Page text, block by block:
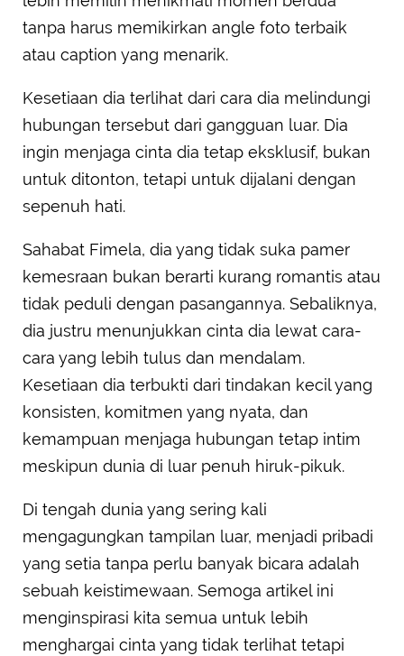
tanpa harus memikirkan angle foto terbaik
atau caption yang menarik.
Kesetiaan dia terlihat dari cara dia melindungi
hubungan tersebut dari gangguan luar. Dia
ingin menjaga cinta dia tetap eksklusif, bukan
untuk ditonton, tetapi untuk dijalani dengan
sepenuh hati.
Sahabat Fimela, dia yang tidak suka pamer
kemesraan bukan berarti kurang romantis atau
tidak peduli dengan pasangannya. Sebaliknya,
dia justru menunjukkan cinta dia lewat cara-
cara yang lebih tulus dan mendalam.
Kesetiaan dia terbukti dari tindakan kecil yang
konsisten, komitmen yang nyata, dan
kemampuan menjaga hubungan tetap intim
meskipun dunia di luar penuh hiruk-pikuk.
Di tengah dunia yang sering kali
mengagungkan tampilan luar, menjadi pribadi
yang setia tanpa perlu banyak bicara adalah
sebuah keistimewaan. Semoga artikel ini
menginspirasi kita semua untuk lebih
menghargai cinta yang tidak terlihat tetapi